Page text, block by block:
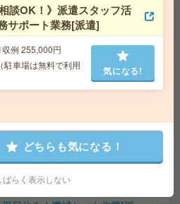
勤・バイク通勤OK
気になる!
日休み！アルミ缶の製造[派
勤OK
談OK！》派遣スタッフ活
サポート業務[派遣]
例 255,000円
駐車場は無料で利用
気になる!
どちらも気になる！
ばらく表示しない